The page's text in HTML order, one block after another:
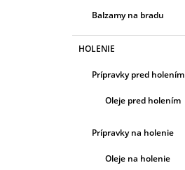
Balzamy na bradu
HOLENIE
Prípravky pred holením
Oleje pred holením
Prípravky na holenie
Oleje na holenie